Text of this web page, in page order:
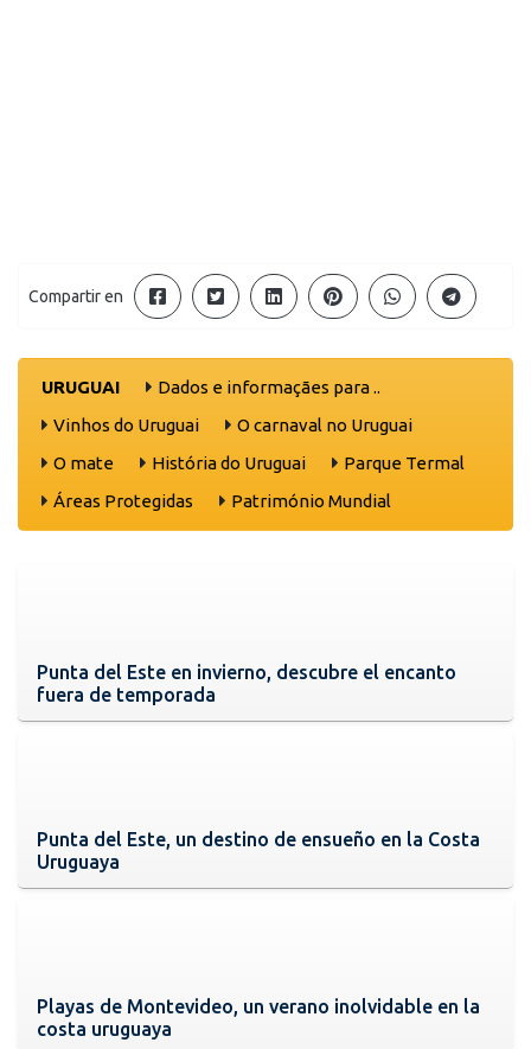
Compartir en
URUGUAI
Dados e informaçães para ..
Vinhos do Uruguai
O carnaval no Uruguai
O mate
História do Uruguai
Parque Termal
Áreas Protegidas
Património Mundial
Punta del Este en invierno, descubre el encanto
fuera de temporada
Punta del Este, un destino de ensueño en la Costa
Uruguaya
Playas de Montevideo, un verano inolvidable en la
costa uruguaya